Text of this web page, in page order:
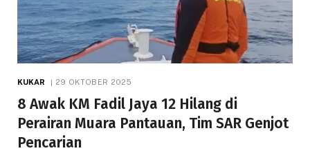
KUKAR 29 OKTOBER 2025
8 Awak KM Fadil Jaya 12 Hilang di
Perairan Muara Pantauan, Tim SAR Genjot
Pencarian